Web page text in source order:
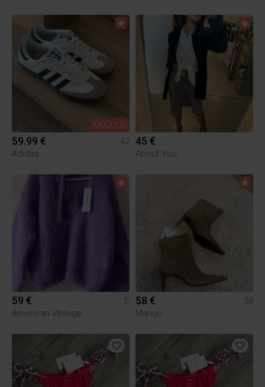
MÜÜDUD
59.99 €
42
Adidas
45 €
About You
59 €
S
American Vintage
58 €
38
Mango